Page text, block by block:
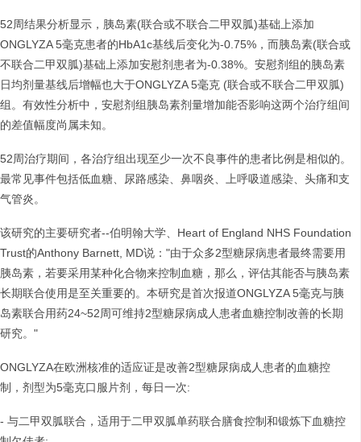
52周结果分析显示，胰岛素(联合或不联合二甲双胍)基础上添加
ONGLYZA 5毫克患者的HbA1c基线后变化为-0.75%，而胰岛素(联合或
不联合二甲双胍)基础上添加安慰剂患者为-0.38%。安慰剂组的胰岛素
日均剂量基线后增幅也大于ONGLYZA 5毫克 (联合或不联合二甲双胍)
组。有效性分析中，安慰剂组胰岛素剂量增加能否影响这两个治疗组间
的差值幅度尚属未知。
52周治疗期间，各治疗组出现至少一次不良事件的患者比例是相似的。
最常见事件包括低血糖、尿路感染、鼻咽炎、上呼吸道感染、头痛和支
气管炎。
该研究的主要研究者--伯明翰大学、Heart of England NHS Foundation
Trust的Anthony Barnett, MD说："由于众多2型糖尿病患者最终需要用
胰岛素，若要采用某种化合物来控制血糖，那么，评估其能否与胰岛素
长期联合使用是至关重要的。本研究是首次报道ONGLYZA 5毫克与胰
岛素联合用药24~52周可维持2型糖尿病成人患者血糖控制改善的长期
研究。"
ONGLYZA在欧洲核准的适应证是改善2型糖尿病成人患者的血糖控
制，剂型为5毫克口服片剂，每日一次:
- 与二甲双胍联合，适用于二甲双胍单药联合膳食控制和锻炼下血糖控